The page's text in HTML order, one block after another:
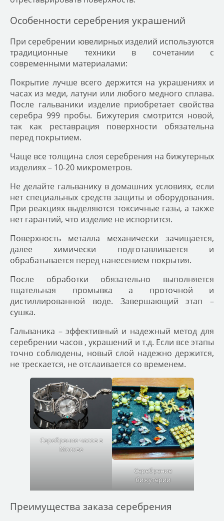
Особенности серебрения украшений
При серебрении ювелирных изделий используются
традиционные техники в сочетании с
современными материалами:
Покрытие лучше всего держится на украшениях и
часах из меди, латуни или любого медного сплава.
После гальваники изделие приобретает свойства
серебра 999 пробы. Бижутерия смотрится новой,
так как реставрация поверхности обязательна
перед покрытием.
Чаще все толщина слоя серебрения на бижутерных
изделиях – 10-20 микрометров.
Не делайте гальванику в домашних условиях, если
нет специальных средств защиты и оборудования.
При реакциях выделяются токсичные газы, а также
нет гарантий, что изделие не испортится.
Поверхность металла механически зачищается,
далее химически подготавливается и
обрабатывается перед нанесением покрытия.
После обработки обязательно выполняется
тщательная промывка а проточной и
дистиллированной воде. Завершающий этап –
сушка.
Гальваника – эффективный и надежный метод для
серебрении часов , украшений и т.д. Если все этапы
точно соблюдены, новый слой надежно держится,
не трескается, не отслаивается со временем.
Серебрение часов в
Москве
Серебрение
бижутерии
Преимущества заказа серебрения